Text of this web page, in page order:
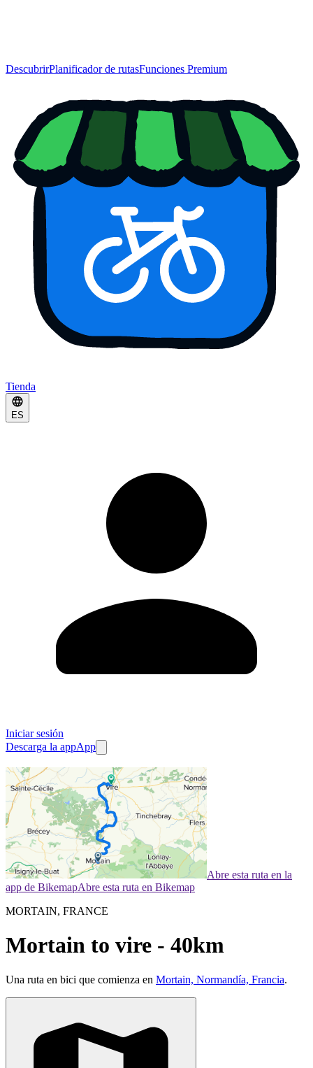
DescubrirPlanificador de rutasFunciones Premium
Tienda
ES
Iniciar sesión
Descarga la appApp
Abre esta ruta en la
app de BikemapAbre esta ruta en Bikemap
MORTAIN, FRANCE
Mortain to vire - 40km
Una ruta en bici que comienza en Mortain, Normandía, Francia.